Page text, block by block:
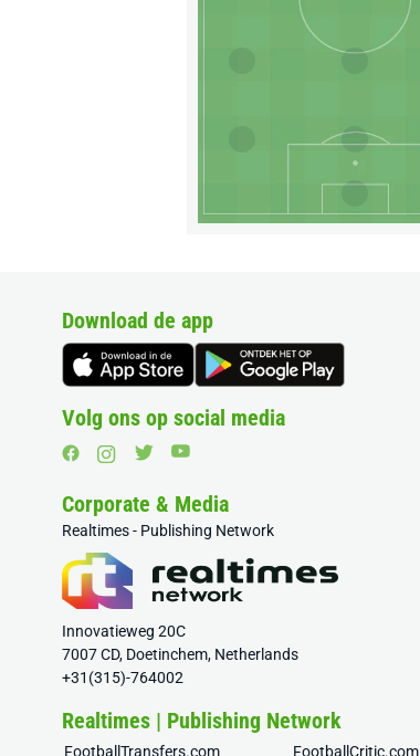
Download de app
Volg ons op social media
Corporate & Media
Realtimes - Publishing Network
Innovatieweg 20C
7007 CD, Doetinchem, Netherlands
+31(315)-764002
Realtimes | Publishing Network
FootballTransfers.com FootballCritic.com